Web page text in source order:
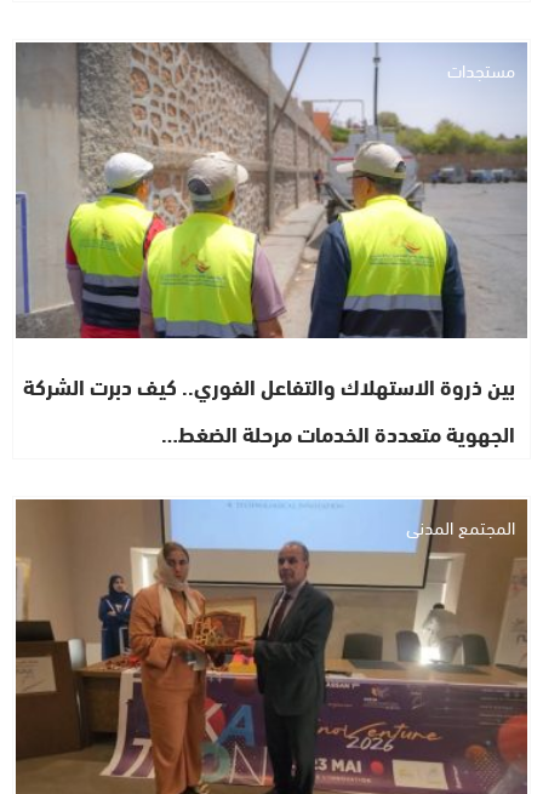
مستجدات
بين ذروة الاستهلاك والتفاعل الفوري.. كيف دبرت الشركة
الجهوية متعددة الخدمات مرحلة الضغط…
المجتمع المدني